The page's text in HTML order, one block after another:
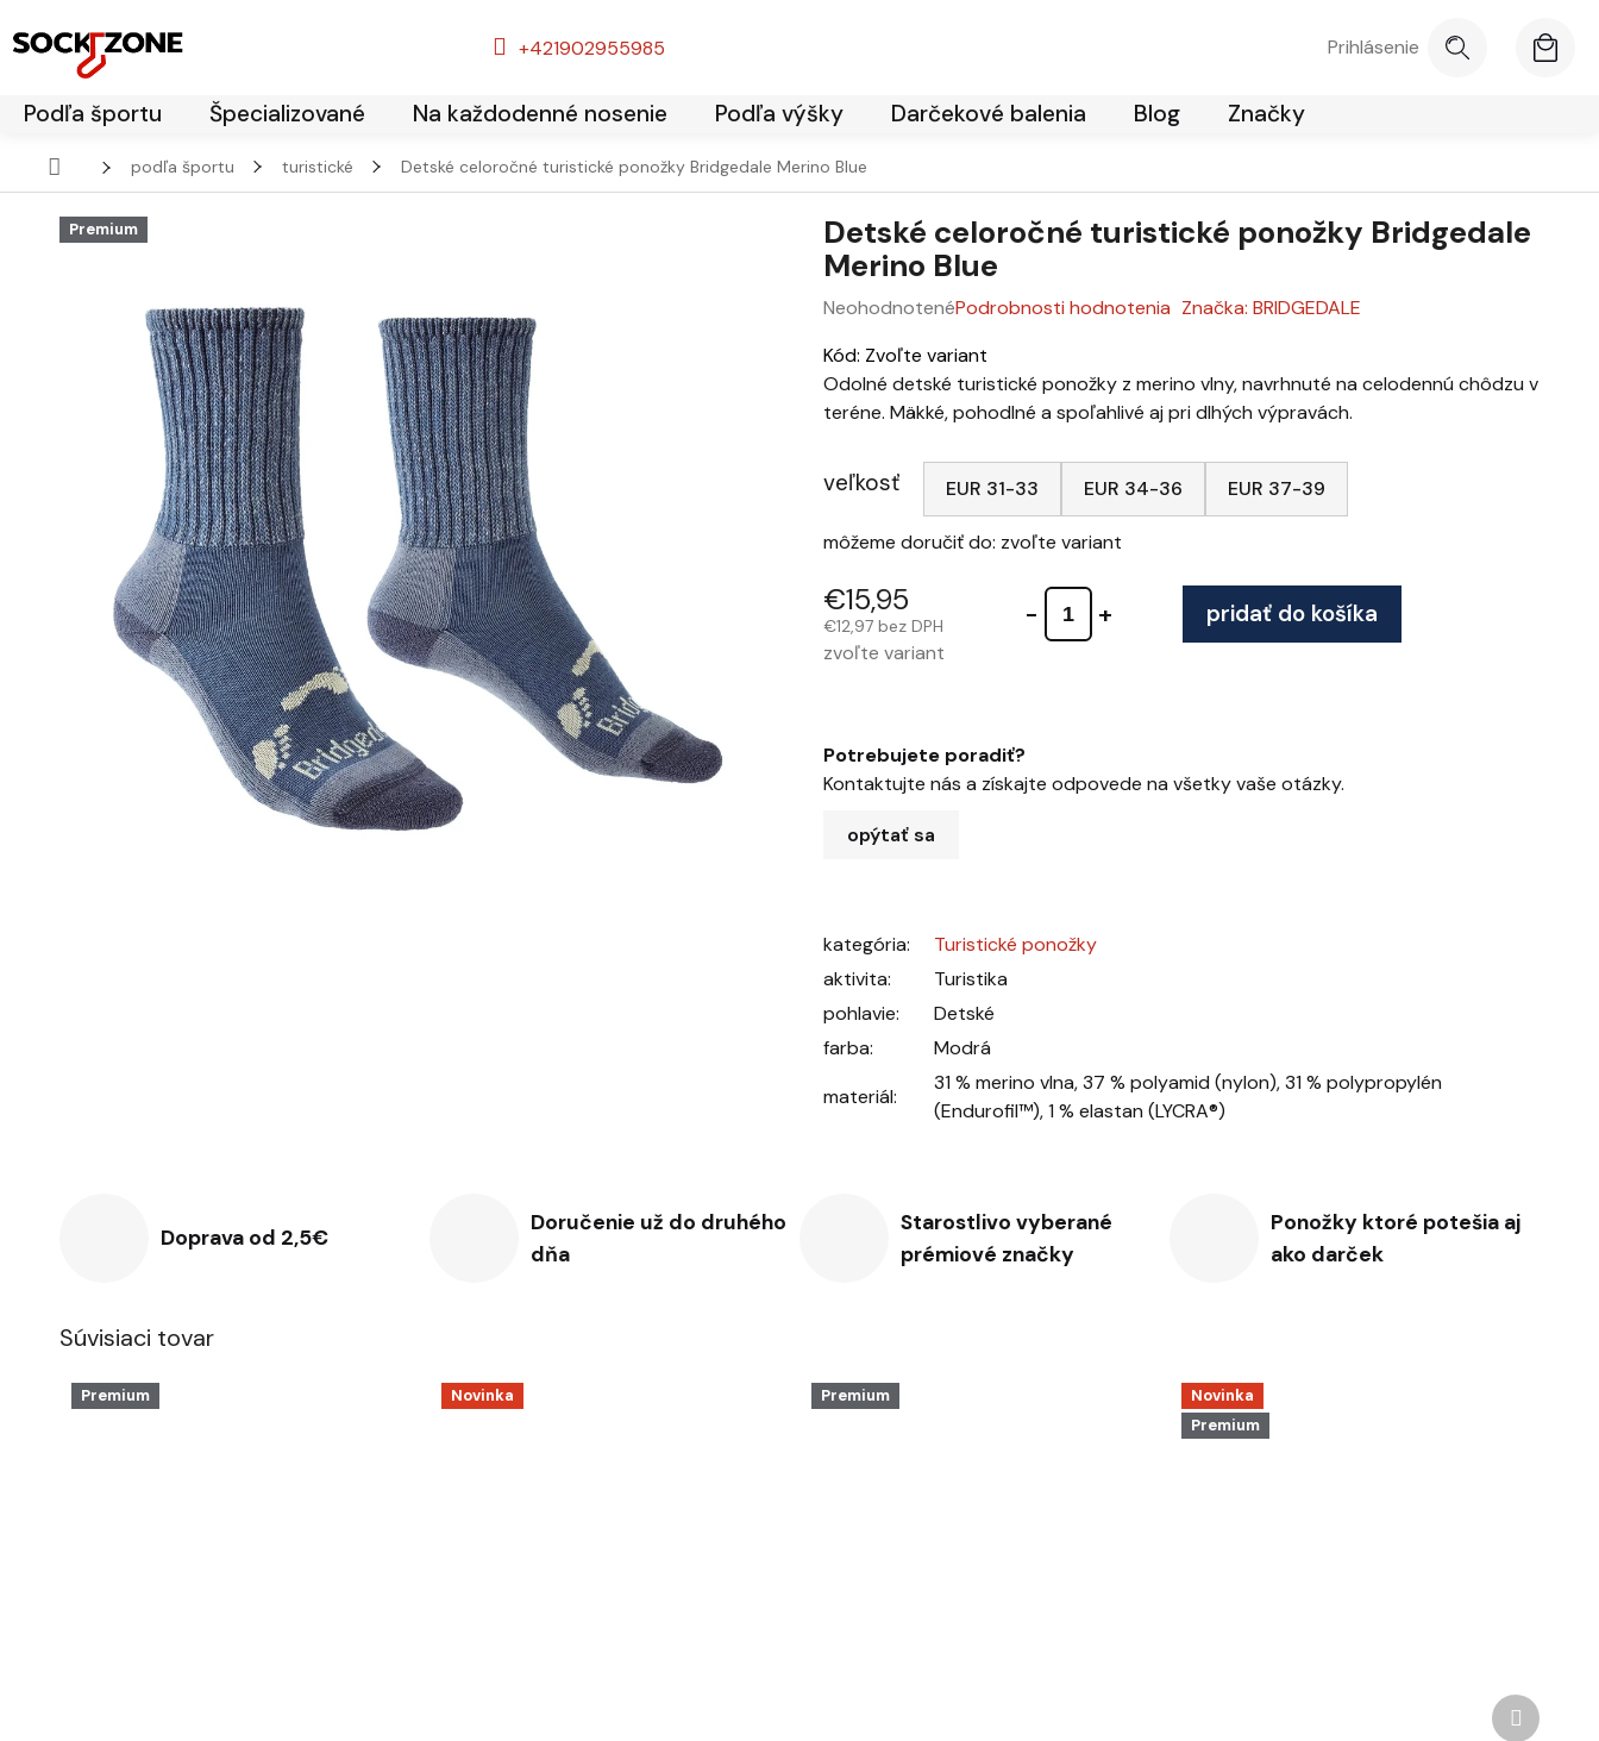
Prejsť na obsah
+421902955985 Prihlásenie
Podľa športu Špecializované Na každodenné nosenie Podľa výšky Darčekové balenia Blog Značky
domovpodľa športu turistické Detské celoročné turistické ponožky Bridgedale Merino Blue
Premium
Detské celoročné turistické ponožky Bridgedale
Merino Blue
Priemerné hodnotenie produktu je 0,0 z 5 hviezdičiek.
NeohodnotenéPodrobnosti hodnotenia Značka: BRIDGEDALE
€15,95
€12,97 bez DPH
zvoľte variant
pridať do košíka
veľkosť EUR 31-33 EUR 34-36 EUR 37-39
môžeme doručiť do: zvoľte variant
Kód: Zvoľte variant
Odolné detské turistické ponožky z merino vlny, navrhnuté na celodennú chôdzu v
teréne. Mäkké, pohodlné a spoľahlivé aj pri dlhých výpravách.
Potrebujete poradiť?
Kontaktujte nás a získajte odpovede na všetky vaše otázky.
opýtať sa
kategória:
Turistické ponožky
aktivita:
Turistika
pohlavie:
Detské
farba:
Modrá
materiál:
31 % merino vlna, 37 % polyamid (nylon), 31 % polypropylén
(Endurofil™), 1 % elastan (LYCRA®)
Doprava od 2,5€
Doručenie už do druhého
dňa
Starostlivo vyberané
prémiové značky
Ponožky ktoré potešia aj
ako darček
Súvisiaci tovar
Premium Novinka Premium
Novinka
Premium
Ďalší